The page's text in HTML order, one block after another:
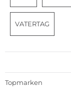
VATERTAG
Topmarken